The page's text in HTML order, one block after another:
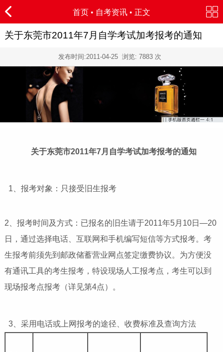
首页 • 自考资讯 • 正文
关于东莞市2011年7月自学考试加考报考的通知
发布时间:2011-04-25浏览: 7883次
关于东莞市2011年7月自学考试加考报考的通知
1、报考对象：只接受旧生报考
2、报考时间及方式：已报名的旧生请于2011年5月10日—20
日，通过选择电话、互联网和手机编写短信等方式报考。考
生报考前须先到邮政储蓄营业网点签定缴费协议。为方便没
有通讯工具的考生报考，特设现场人工报考点，考生可以到
现场报考点报考（详见第4点）。
3、采用电话或上网报考的途径、收费标准及查询方法